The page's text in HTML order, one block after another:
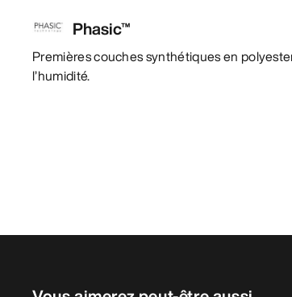
Phasic™
Premières couches synthétiques en
l’humidité.